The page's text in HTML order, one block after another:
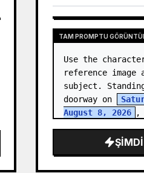
TAM PROMPTU
Use the
reference image
subject.
doorway on
August 8, 2026
,